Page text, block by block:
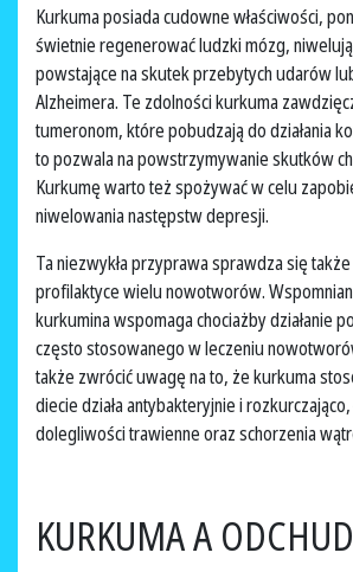
Kurkuma posiada cudowne właściwości,
świetnie regenerować ludzki mózg,
powstające na skutek przebytych udarów
Alzheimera. Te zdolności kurkuma
tumeronom, które pobudzają do działania
to pozwala na powstrzymywanie skutków
Kurkumę warto też spożywać w celu
niwelowania następstw depresji.
Ta niezwykła przyprawa sprawdza się
profilaktyce wielu nowotworów.
kurkumina wspomaga chociażby działanie
często stosowanego w leczeniu
także zwrócić uwagę na to, że kurkuma
diecie działa antybakteryjnie i rozkurczająco,
dolegliwości trawienne oraz schorzenia
KURKUMA A